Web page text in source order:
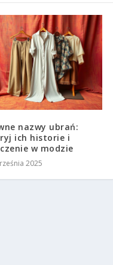
nazwy ubrań:
ich historie i
w modzie
2025